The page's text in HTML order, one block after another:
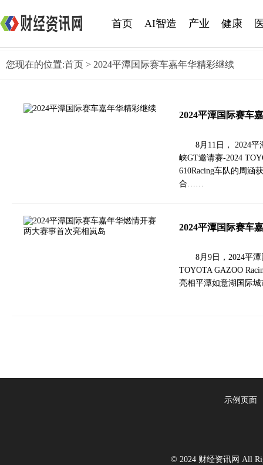
首页 AI智造 产业 健康
您现在的位置:首页 > 2024平潭国际赛车嘉年华精彩继续
2024平潭国际赛车
8月11日， 2024
峡GT邀请赛-2024
610Racing车队的周涵
合……
2024平潭国际赛车
8月9日，2024平
TOYOTA GAZOO
亮相平潭如意湖国际
示例页面
© 2024 财经资讯网 All